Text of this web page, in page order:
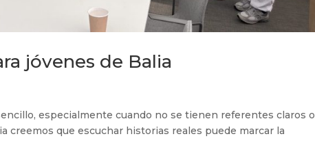
jóvenes de Balia
especialmente cuando no se tienen referentes claros o
creemos que escuchar historias reales puede marcar la